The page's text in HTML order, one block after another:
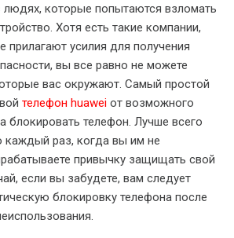
которые попытаются взломать
Хотя есть такие компании,
прилагают усилия для получения
вы все равно не можете
вас окружают. Самый простой
телефон huawei от возможного
блокировать телефон. Лучше всего
каждый раз, когда вы им не
привычку защищать свой
если вы забудете, вам следует
блокировку телефона после